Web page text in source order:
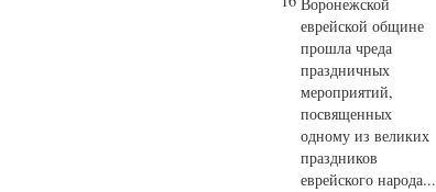
еврейской общине
прошла чреда
праздничных
мероприятий,
посвященных
одному из великих
праздников
еврейского народа...